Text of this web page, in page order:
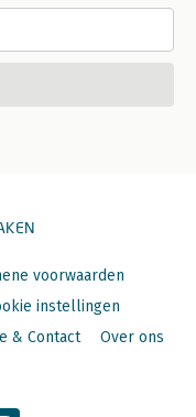
voorwaarden
instellingen
& Contact Over ons